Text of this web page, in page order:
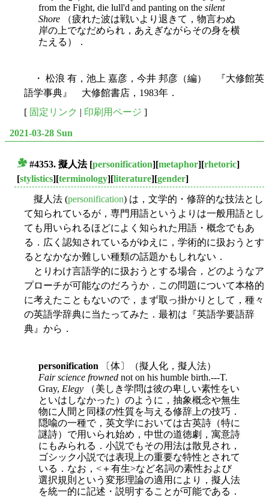
from the Fight, die lull'd and panting on the silent
Shore （疲れた波は戦いより退きて，物言わぬ
岸の上でなだめられ，あえぎながらその身を横
たえる）．
・ 松浪 有，池上 嘉彦，今井 邦彦（編） 『大修館英
語学事典』 大修館書店，1983年．
[ 固定リンク | 印刷用ページ ]
2021-03-28 Sun
#4353. 擬人法[personification][metaphor][rhetoric]
[stylistics][terminology][literature][gender]
擬人法 (personification) は，文学的・修辞的な技法とし
て知られているが，専門用語というよりは一般用語とし
ても用いられるほどによく知られた用語・概念でもあ
る．広く認知されているがゆえに，学術的に扱おうとす
るとなかなか難しい種類の話題かもしれない．
とりわけ言語学的に扱おうとする場合，どのようなア
プローチが可能なのだろうか．この問題について本格的
に考えたこともないので，まず取っ掛かりとして，種々
の英語学辞典に当たってみた．最初は『英語学要語辞
典』から．
personification 〔体〕（擬人化，擬人法）
Fair science frowned not on his humble birth.---T.
Gray, Elegy （美しき学問は彼の卑しい素性をい
といはしなかった）のように，抽象概念や無生
物に人間と同様の性質を与える修辞上の技巧．
隠喩の一種で，英文学においては古英詩（特に
謎詩）で用いられ始め，中世の道徳劇，寓意詩
にもみられる．小説でもその用法は散見され，
ゴシック小説では表現上の重要な特性とされて
いる．なお，<＋有生>など名詞の素性および
選択規則という変形理論の適用により，擬人法
を統一的に記述・説明することが可能である．